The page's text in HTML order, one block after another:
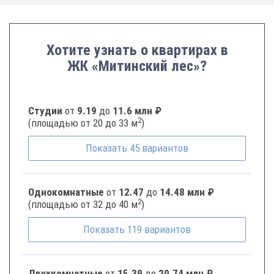
Хотите узнать о квартирах в
ЖК «Митинский лес»?
Студии от 9.19 до 11.6 млн ₽
(площадью от 20 до 33 м2)
Показать 45 вариантов
Однокомнатные от 12.47 до 14.48 млн ₽
(площадью от 32 до 40 м2)
Показать 119 вариантов